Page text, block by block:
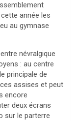
année les
au gymnase
névralgique
: au centre
principale de
assises et peut
encore
deux écrans
sur le parterre